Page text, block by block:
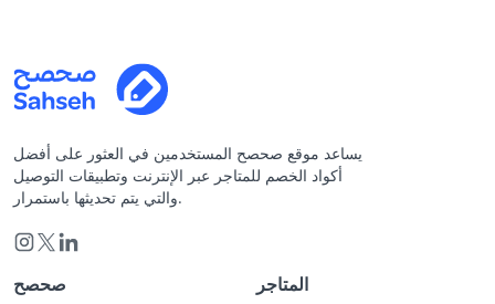
يساعد موقع صحصح المستخدمين في العثور على أفضل
أكواد الخصم للمتاجر عبر الإنترنت وتطبيقات التوصيل
والتي يتم تحديثها باستمرار.
صحصح المتاجر